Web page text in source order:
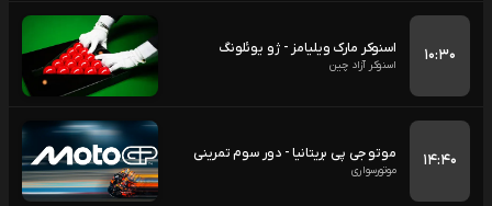
۱۰:۳۰ اسنوکر مارک ویلیامز - ژو یوئلونگ
اسنوکر آزاد چین
۱۴:۴۰ موتو جی پی بریتانیا - دور سوم تمرینی
موتورسواری